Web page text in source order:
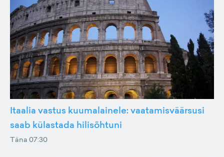
Itaalia vastus kuumalainele: vaatamisväärsusi
saab külastada hilisõhtuni
Täna 07:30